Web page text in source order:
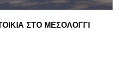
ΣΤΟ ΜΕΣΟΛΌΓΓΙ